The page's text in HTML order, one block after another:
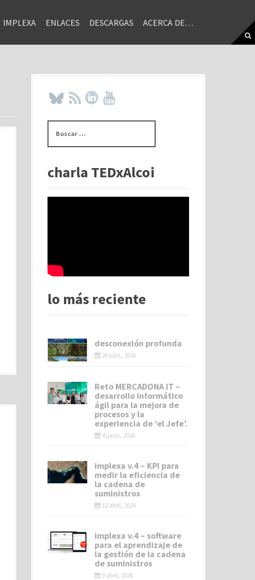
IMPLEXA ENLACES DESCARGAS ACERCA DE…
s
rcharla TEDxAlcoi
lo más reciente
desconexión profunda
28 julio, 2026
Reto MERCADONA IT –
desarrollo informático
ágil para la mejora de
procesos y la
experiencia de ‘el Jefe’.
4 junio, 2026
implexa v.4 – KPI para
medir la eficiencia de
la cadena de
suministros
12 abril, 2026
implexa v.4 – software
para el aprendizaje de
la gestión de la cadena
de suministros
9 abril, 2026